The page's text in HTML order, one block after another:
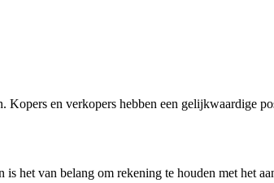
en verkopers hebben een gelijkwaardige
het van belang om rekening te houden met het